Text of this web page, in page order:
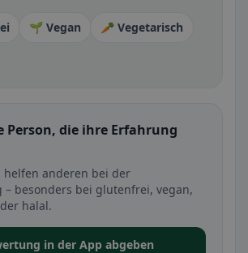
🌱 Vegan
🥕 Vegetarisch
Person, die ihre Erfahrung
helfen anderen bei der
– besonders bei glutenfrei, vegan,
halal.
in der App abgeben